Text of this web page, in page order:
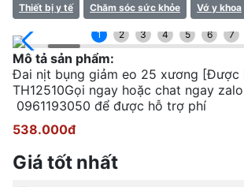
Thiết bị y tế Chăm sóc sức khỏe Vớ y khoa
1 2 3 4 5 6 7
Mô tả sản phẩm:
Đai nịt bụng giảm eo 25 xương [Được
TH12510Gọi ngay hoặc chat ngay zalo
0961193050 để được hỗ trợ phí
538.000đ
Giá tốt nhất